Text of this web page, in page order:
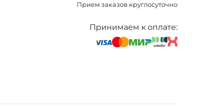
Прием заказов круглосуточно
Принимаем к оплате: